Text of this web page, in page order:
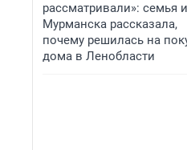
рассматривали»: семья
Мурманска рассказала,
почему решилась на
дома в Ленобласти